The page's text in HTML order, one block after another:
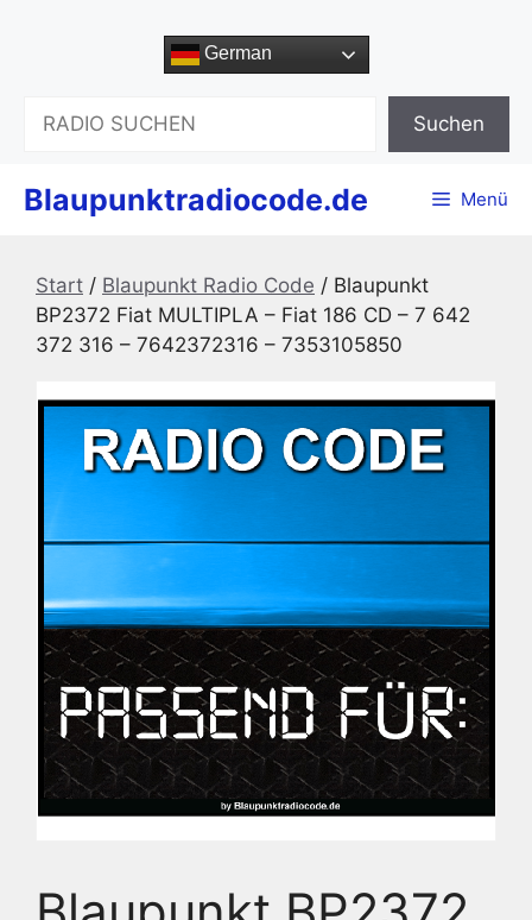
German
Suchen
Blaupunktradiocode.de Menü
Start / Blaupunkt Radio Code / Blaupunkt
BP2372 Fiat MULTIPLA – Fiat 186 CD – 7 642
372 316 – 7642372316 – 7353105850